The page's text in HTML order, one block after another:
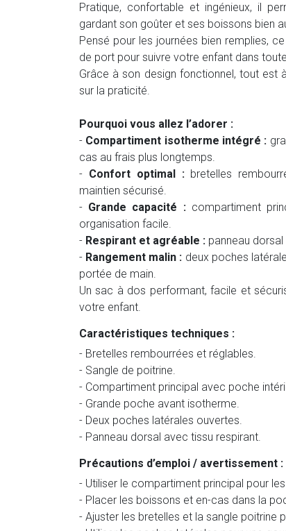
Pratique, confortable et ingénieux, il
gardant son goûter et ses boissons bien
Pensé pour les journées bien remplies,
de port pour suivre votre enfant dans
Grâce à son design fonctionnel, tout est
sur la praticité.
Pourquoi vous allez l’adorer :
- Compartiment isotherme intégré :
cas au frais plus longtemps.
- Confort optimal :bretelles
maintien sécurisé.
- Grande capacité :compartiment
organisation facile.
- Respirant et agréable : panneau
- Rangement malin : deux poches
portée de main.
Un sac à dos performant, facile et
votre enfant.
Caractéristiques techniques :
- Bretelles rembourrées et réglables.
- Sangle de poitrine.
- Compartiment principal avec poche
- Grande poche avant isotherme.
- Deux poches latérales ouvertes.
- Panneau dorsal avec tissu respirant.
Précautions d’emploi / avertissement :
- Utiliser le compartiment principal pour
- Placer les boissons et en-cas dans la
- Ajuster les bretelles et la sangle poitrine